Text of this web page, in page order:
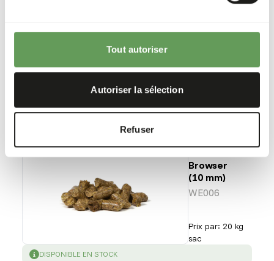
Tout autoriser
Autoriser la sélection
Refuser
SUCCESS:
DISPONIBLE EN STOCK
Plus d’informations
Browser
(10 mm)
WE006
Prix par: 20 kg
sac
SUCCESS:
DISPONIBLE EN STOCK